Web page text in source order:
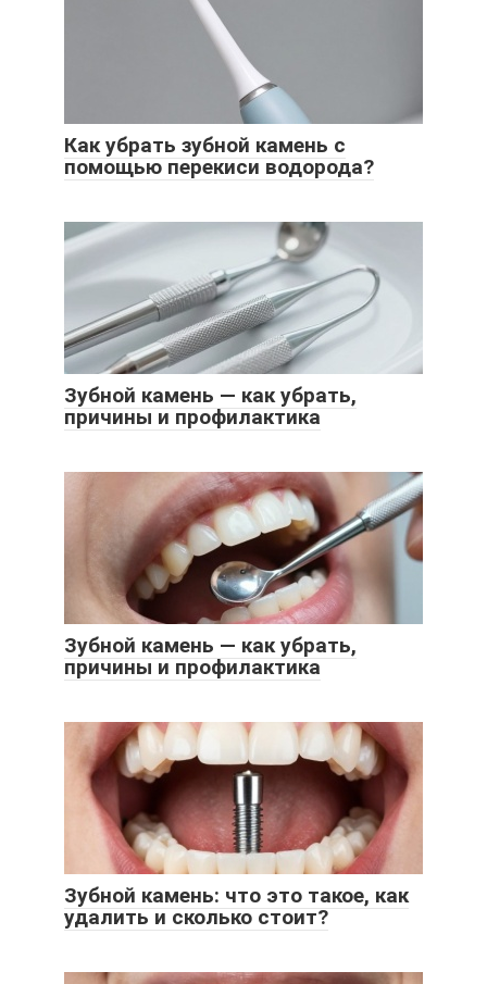
Как убрать зубной камень с
помощью перекиси водорода?
Зубной камень — как убрать,
причины и профилактика
Зубной камень — как убрать,
причины и профилактика
Зубной камень: что это такое, как
удалить и сколько стоит?